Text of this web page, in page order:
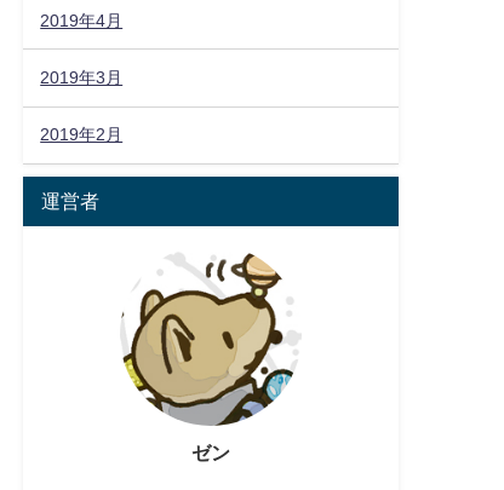
2019年4月
2019年3月
2019年2月
運営者
ゼン